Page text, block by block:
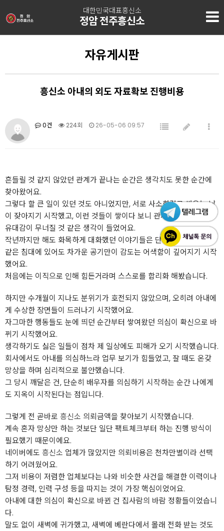
대한민국대표흥신소
정암 전주흥신소
자유게시판
흥신소 아내의 외도 자료확보 진행비용
0건 224회 26-05-06 09:57
흔들릴 것 같지 않았던 관계가 끝나는 순간은 생각치도 못한 순간에
찾아왔어요.
그렇다 할 큰 일이 있던 것도 아니었지만, 서로 사소한걸로 싸우는 날
이 잦아지기 시작했고, 이런 것들이 쌓이다 보니 관계를 유지해 주는
유대감이 무너질 것 같은 생각이 들었어요.
작년까지만 해도 화목하게 대화했던 이야기들은 단절된지 오래였고,
같은 침대에 있어도 차가운 공기만이 감도는 어색함이 깊어지기 시작
했어요.
처음에는 이직으로 인해 힘든거라며 스스로를 합리화 해봤습니다.
하지만 수개월이 지나도 분위기가 호전되지 않았으며, 오히려 아내에
게 수상한 장면들이 드러나기 시작했어요.
자그마한 행동들도 눈에 띄던 순간부터 쌓여왔던 의심이 확신으로 바
뀌기 시작했어요.
생각하기도 싫은 일들이 점차 제 일상에도 피해가 오기 시작했습니다.
회사에서도 아내를 의심하느라 업무 보기가 힘들었고, 잘 때도 온갖
망상을 하며 심리적으로 불안했습니다.
그 당시 깨달은 건, 단순히 배우자를 의심하기 시작하는 순간 나에게
도 지옥이 시작된다는 점입니다.
그렇게 전 곧바로 흥신소 의뢰금액을 찾아보기 시작했습니다.
계속 혼자 망상만 하는 것보단 일단 팩트체크부터 하는 진행 방식이
필요했기 때문이에요.
네이버에도 흥신소 업체가 많았지만 의뢰비용은 천차만별이라 선택
하기 어려웠어요.
그저 비용이 저렴한 업체보다는 나와 비슷한 사건을 해결한 이력이나
탐정 경력, 인력 구성 등을 따지는 것이 가장 핵심이었어요.
아내에 대한 의심이 확신으로 바뀐 건 집사람의 바람 정황들이었습니
다.
말도 없이 새벽에 귀가했고, 새벽에 베란다에서 몰래 전화 받는 것도